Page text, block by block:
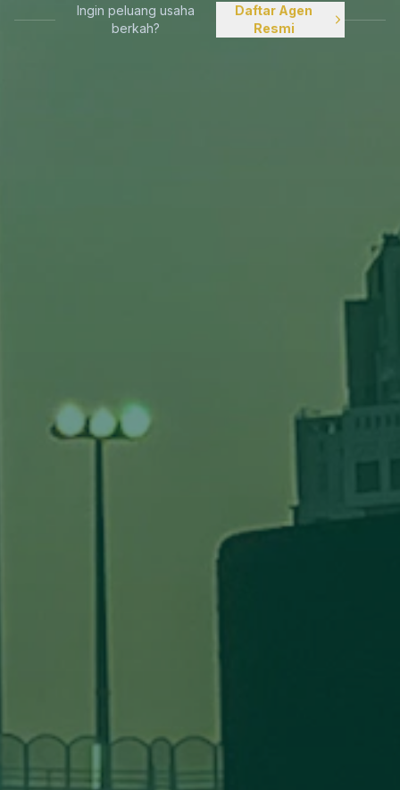
Ingin peluang usaha
berkah?
Daftar Agen
Resmi